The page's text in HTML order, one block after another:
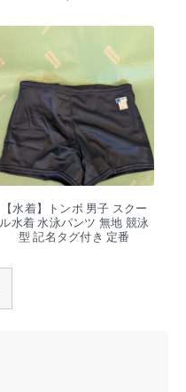
【水着】トンボ 男子 スクー
ル水着 水泳パンツ 無地 競泳
型 記名タグ付き 定番